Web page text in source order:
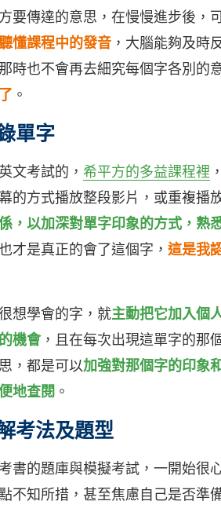
要傳達的意思，在慢慢進步後，
懂課程中的發音 ，大腦能夠及時
時也不會再去細究每個字各別的
。
單字
文考試的， 希平方的多益課程裡 ，
的方式播放整段影片，或重複播
，以加深對單字印象的方式，熟
才是真正的會了這個字， 這是我
想學會的字，就主動把它加入個
機會，且在每次出現這單字的那
，都是可以加強對那個字的印象
地查閱 。
考法及題型
書的題庫與模擬考試，一開始很
不知所措，甚至焦慮自己是否準